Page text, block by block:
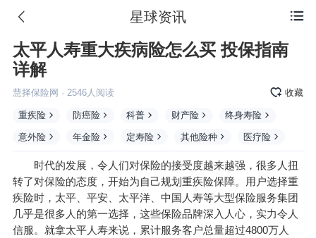
 星球资讯
太平人寿重大疾病险怎么买 投保指南
详解
慧择保险网 · 2546人阅读 收藏
重疾险 防癌险 科普 财产险 终身寿险
意外险 年金险 定寿险 其他险种 医疗险
时代的发展，令人们对保险的接受度越来越强，很多人扭
转了对保险的态度，开始为自己规划重疾险保障。用户选择重
疾险时，太平、平安、太平洋、中国人寿等大型保险服务集团
几乎是很多人的第一选择，这些保险品牌深入人心，实力令人
信服。就拿太平人寿来说，累计服务客户总量超过4800万人